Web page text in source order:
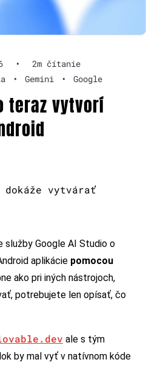
•
2m čítanie
• Gemini • Google
teraz vytvorí
vytvárať
služby Google AI Studio o
aplikácie pomocou
ako pri iných nástrojoch,
potrebujete len opísať, čo
ale s tým
by mal vyť v natívnom kóde